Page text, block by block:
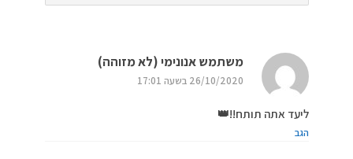
משתמש אנונימי (לא מזוהה)
26/10/2020 בשעה 17:01
ליעד אתה תותח!!👑
הגב